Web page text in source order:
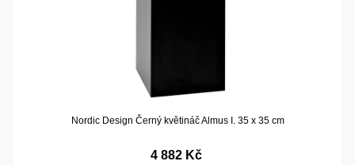
Nordic Design Černý květináč Almus I. 35 x 35 cm
4 882 Kč